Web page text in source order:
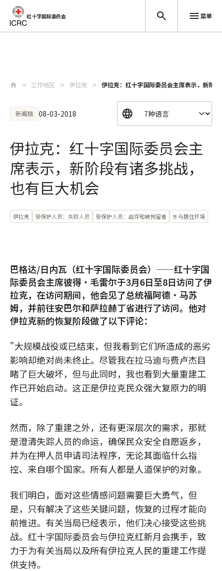
红十字国际委员会 菜单
工作地区 伊拉克 伊拉克：红十字国际委员会主席表示，新阶
新闻稿 08-03-2018
伊拉克：红十字国际委员会主
席表示，新阶段有诸多挑战，
也有巨大机会
伊拉克 受保护人员：失踪人员 受保护人员：战俘和被拘留者 水与居住环境
巴格达/日内瓦（红十字国际委员会）——红十字国
际委员会主席彼得•毛雷尔于3月6日至8日访问了伊
拉克，在访问期间，他会见了总统福阿德•马苏
姆，并前往安巴尔和萨拉赫丁省进行了访问。他对
伊拉克新的恢复阶段做了以下评论：
"大规模战役或已结束，但我看到它们所造成的恶劣
影响却绝对尚未终止。尽管我在拉马迪与费卢杰目
睹了巨大破坏，但与此同时，我也看到大量重建工
作已开始启动。这正是伊拉克民众强大复原力的明
证。
然而，除了重建之外，还有更深层次的需求，那就
是澄清失踪人员的命运，确保民众安全自愿返乡，
并为在押人员申请司法程序，无论其面临什么指
控、来自哪个国家。所有人都是人道保护的对象。
我们明白，面对这些情感问题需要巨大勇气，但
是，只有解决了这些关键问题，恢复的过程才能向
前推进。有关当局已经表示，他们决心接受这些挑
战。红十字国际委员会与伊拉克红新月会携手，致
力于为有关当局以及所有伊拉克人民的重建工作提
供支持。